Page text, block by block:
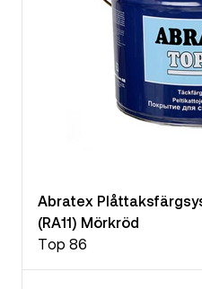
Abratex
(RA11) Mörkröd
Top 86